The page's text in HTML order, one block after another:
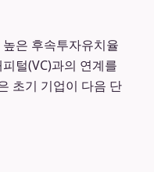
은 후속투자유치율
털(VC)과의 연계를
초기 기업이 다음 단